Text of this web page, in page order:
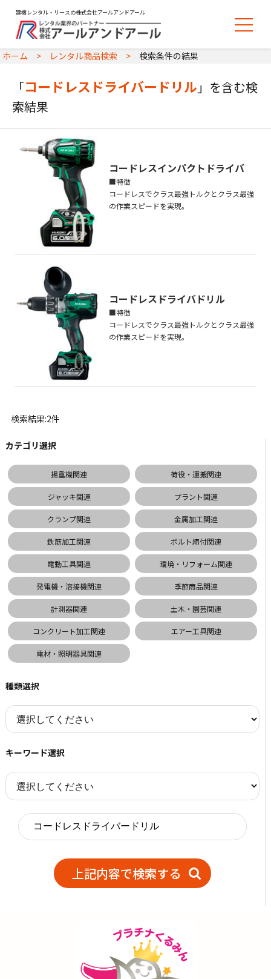
建機レンタル・リースの株式会社アールアンドアール
ホーム レンタル商品検索 検索条件の結果
「コードレスドライバードリル 」を含む検
索結果
カテゴリ選択
揚重機関連 荷役・運搬関連
ジャッキ関連 プラント関連
クランプ関連 金属加工関連
鉄筋加工関連 ボルト締付関連
電動工具関連 環境・リフォーム関連
発電機・溶接機関連 季節商品関連
計測器関連 土木・園芸関連
コンクリート加工関連 エアー工具関連
電材・照明器具関連
種類選択
キーワード選択
コードレスインパクトドライバ
■特徴
コードレスでクラス最強トルクとクラス最強
の作業スピードを実現。
コードレスドライバドリル
■特徴
コードレスでクラス最強トルクとクラス最強
の作業スピードを実現。
検索結果:2件